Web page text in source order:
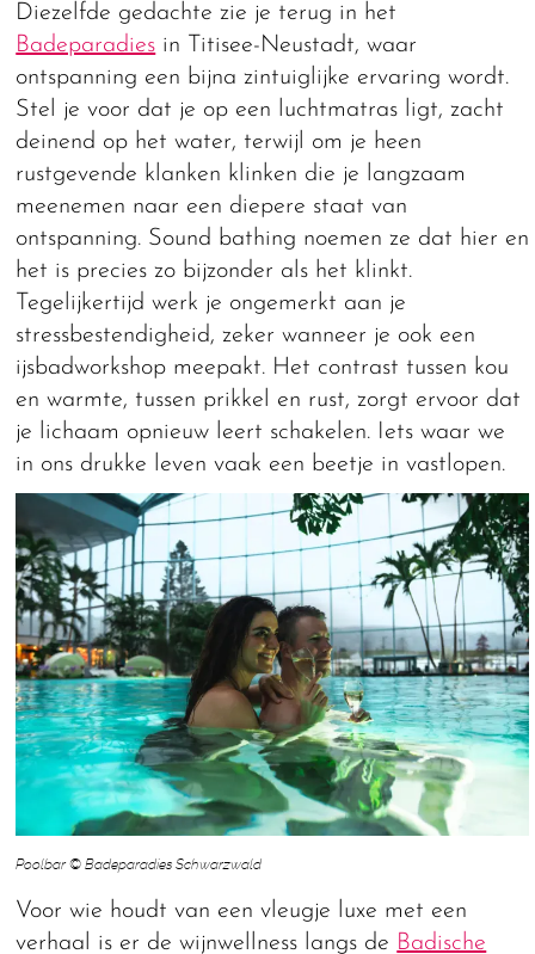
Diezelfde gedachte zie je terug in het
Badeparadies in Titisee-Neustadt, waar
ontspanning een bijna zintuiglijke ervaring wordt.
Stel je voor dat je op een luchtmatras ligt, zacht
deinend op het water, terwijl om je heen
rustgevende klanken klinken die je langzaam
meenemen naar een diepere staat van
ontspanning. Sound bathing noemen ze dat hier en
het is precies zo bijzonder als het klinkt.
Tegelijkertijd werk je ongemerkt aan je
stressbestendigheid, zeker wanneer je ook een
ijsbadworkshop meepakt. Het contrast tussen kou
en warmte, tussen prikkel en rust, zorgt ervoor dat
je lichaam opnieuw leert schakelen. Iets waar we
in ons drukke leven vaak een beetje in vastlopen.
Poolbar © Badeparadies Schwarzwald
Voor wie houdt van een vleugje luxe met een
verhaal is er de wijnwellness langs de Badische